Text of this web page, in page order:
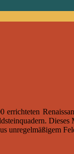
unregelmäßigem